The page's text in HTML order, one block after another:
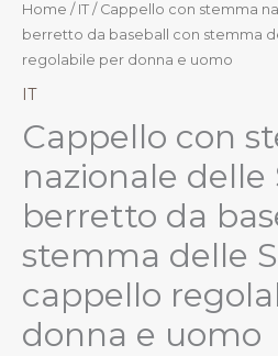
Home / IT / Cappello con stemma
berretto da baseball con stemma
regolabile per donna e uomo
IT
Cappello con
nazionale delle
berretto da
stemma delle
cappello
donna e uomo